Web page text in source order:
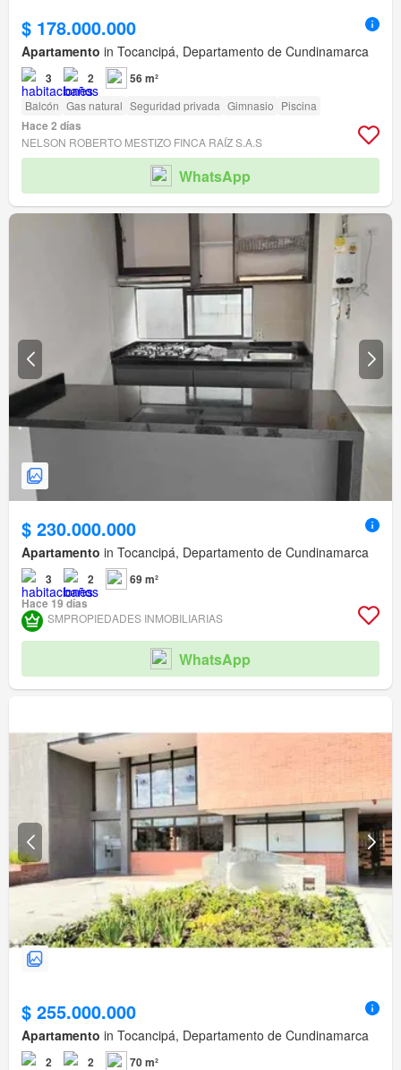
$ 178.000.000
Apartamento in Tocancipá, Departamento de Cundinamarca
3 2 56 m²
Balcón Gas natural Seguridad privada Gimnasio Piscina
Hace 2 días
NELSON ROBERTO MESTIZO FINCA RAÍZ S.A.S
WhatsApp
$ 230.000.000
Apartamento in Tocancipá, Departamento de Cundinamarca
3 2
69 m²
Hace 19 días
SMPROPIEDADES INMOBILIARIAS
WhatsApp
$ 255.000.000
Apartamento in Tocancipá, Departamento de Cundinamarca
2 2 70 m²